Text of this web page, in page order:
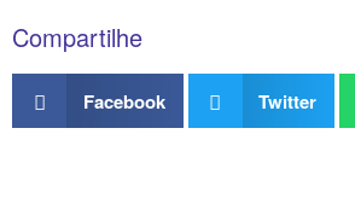
Compartilhe
Facebook Twitter